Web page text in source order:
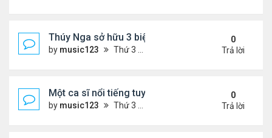
Thúy Nga sở hữu 3 biệt thự triệu USD ở Mỹ
by music123 Thứ 3 Tháng 7 28, 2026 5:01 pm
0
Trả lời
Một ca sĩ nổi tiếng tuyên bố không thu tiền tác
by music123 Thứ 3 Tháng 7 28, 2026 4:57 pm
0
Trả lời